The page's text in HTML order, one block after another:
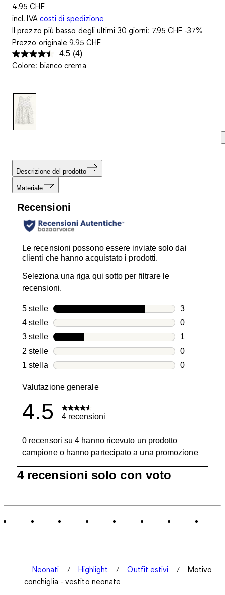
4.95 CHF
incl. IVA costi di spedizione
Il prezzo più basso degli ultimi 30 giorni: 7.95 CHF -37%
Prezzo originale9.95 CHF
4.5 Leggi
4
(4)
Colore: bianco crema
Descrizione del prodotto
Materiale
Recensioni
Le recensioni possono essere inviate solo dai
clienti che hanno acquistato i prodotti.
Seleziona una riga qui sotto per filtrare le
recensioni.
5 stellestelle
3
3
4 stellestelle
0
0
3 stellestelle
1
1
2 stellestelle
0
0
1 stellastelle
0
Valutazione generale
4.5 4 recensioni
0 recensori su 4 hanno ricevuto un prodotto
campione o hanno partecipato a una promozione
di
4 recensioni solo con voto
Neonati Highlight Outfit estivi
Motivo
conchiglia - vestito neonate